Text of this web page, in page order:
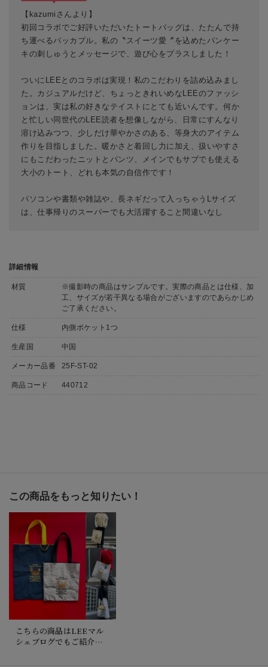
【kazumiさんより】
初回コラボでご好評いただいたトートバッグは、たたんで持
ち運べるパッカプル。私の〝スイーツ愛〞を込めたパンケー
キの刺しゅうとメッセージで、遊び心をプラスしました！
ついにLEEとのコラボは実現！私のこだわりを詰め込みまし
た。カジュアルだけど、ちょっときれいめなLEEのファッシ
ョンは、実は私の好きなテイストにとても近いんです。何か
と忙しい同世代のLEE読者を想像しながら、日常にすんなり
溶け込みつつ、少しだけ華やかさのある、等身大のアイテム
作りを目指しました。暖かさと着回し力に加え、扱いやすさ
にもこだわったニットとパンツ、メインでもサブでも使える
大小のトート、どれも本気の自信作です！
パソコンや書類や雑誌や、長ネギだって入っちゃうLサイズ
は、仕事帰りのスーパーでも大活躍すること間違いなし
詳細情報
材質
※撮影時の商品はサンプルです。実際の商品とは仕様、加
工、サイズが若干異なる場合がございますのであらかじめ
ご了承ください。
仕様 内側ポケット1つ
生産国 中国
メーカー品番 25F-ST-02
商品コード 440712
この商品をもっと知りたい！
こちらの商品はLEEマル
シェブログでもご紹介し